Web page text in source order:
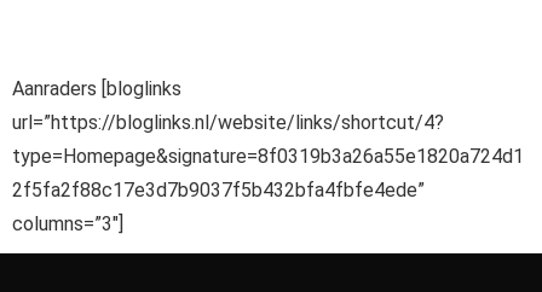
Aanraders [bloglinks
url=”https://bloglinks.nl/website/links/shortcut/4?
type=Homepage&signature=8f0319b3a26a55e1820a724d1
2f5fa2f88c17e3d7b9037f5b432bfa4fbfe4ede”
columns=”3″]